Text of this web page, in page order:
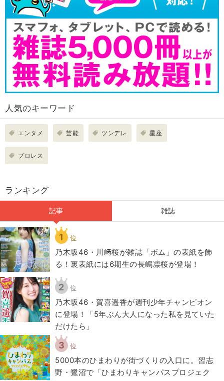
人気のキーワード
エンタメ 芸能 ツンデレ 星座
プロレス
ランキング
記事 雑誌
1 位
乃木坂46・川﨑桜が雑誌「ボム」の表紙を飾
る！裏表紙には6期生の長嶋凛桜が登場！
2 位
乃木坂46・賀喜遥香が週刊少年チャンピオン
に登場！「5年ぶん大人になった私を見ていた
だけたら」
3 位
5000本のひまわりが街づくりの入口に。習志
野・鷺沼で「ひまわりキャンパスプロジェク